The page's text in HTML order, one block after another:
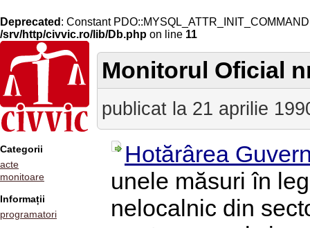
Deprecated : Constant
/srv/http/civvic.ro/lib/Db.php on line 11
Categorii
acte
monitoare
Informații
programatori
Monitorul Oficial
publicat la 21 aprilie
Hotărârea
unele măsuri în
nelocalnic din